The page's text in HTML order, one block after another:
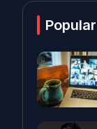
Popular